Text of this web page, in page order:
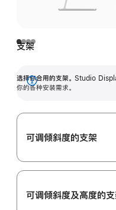
支架
选择你合用的支架。 Studio
你的各种安装需求。
展
可调倾斜度的支架
可调倾斜度及高‍度的